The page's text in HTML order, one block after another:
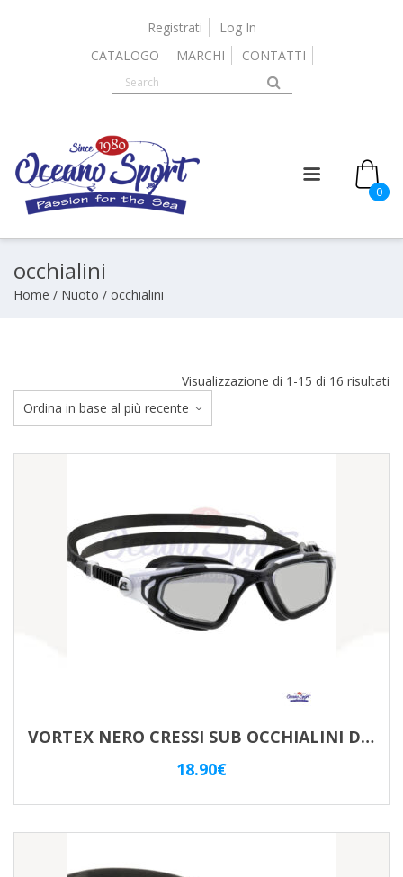
Registrati
Log In
CATALOGO
MARCHI CONTATTI
0
occhialini
Home / Nuoto / occhialini
Visualizzazione di 1-15 di 16 risultati
VORTEX NERO CRESSI SUB OCCHIALINI DA NUOTO – CLEAR
18.90€